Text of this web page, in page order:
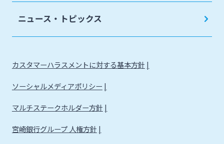
ニュース・トピックス
カスタマーハラスメントに対する基本方針
ソーシャルメディアポリシー
マルチステークホルダー方針
宮崎銀行グループ 人権方針